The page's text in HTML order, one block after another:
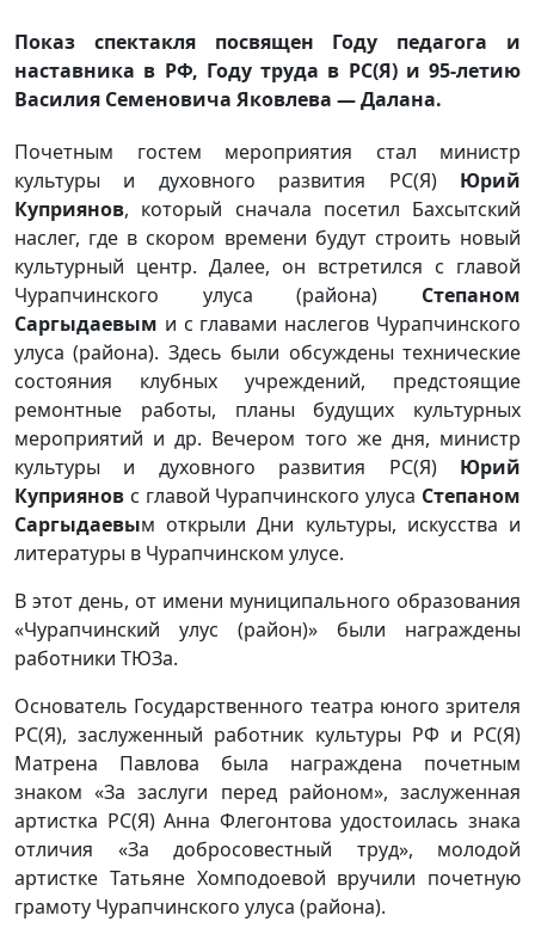
Показ спектакля посвящен Году педагога и
наставника в РФ, Году труда в РС(Я) и 95-летию
Василия Семеновича Яковлева — Далана.
Почетным гостем мероприятия стал министр
культуры и духовного развития РС(Я) Юрий
Куприянов, который сначала посетил Бахсытский
наслег, где в скором времени будут строить новый
культурный центр. Далее, он встретился с главой
Чурапчинского улуса (района) Степаном
Саргыдаевым и с главами наслегов Чурапчинского
улуса (района). Здесь были обсуждены технические
состояния клубных учреждений, предстоящие
ремонтные работы, планы будущих культурных
мероприятий и др. Вечером того же дня, министр
культуры и духовного развития РС(Я) Юрий
Куприянов с главой Чурапчинского улуса Степаном
Саргыдаевым открыли Дни культуры, искусства и
литературы в Чурапчинском улусе.
В этот день, от имени муниципального образования
«Чурапчинский улус (район)» были награждены
работники ТЮЗа.
Основатель Государственного театра юного зрителя
РС(Я), заслуженный работник культуры РФ и РС(Я)
Матрена Павлова была награждена почетным
знаком «За заслуги перед районом», заслуженная
артистка РС(Я) Анна Флегонтова удостоилась знака
отличия «За добросовестный труд», молодой
артистке Татьяне Хомподоевой вручили почетную
грамоту Чурапчинского улуса (района).